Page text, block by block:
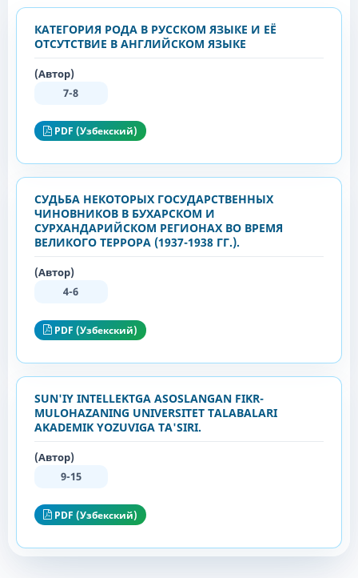
КАТЕГОРИЯ РОДА В РУССКОМ ЯЗЫКЕ И ЕЁ
ОТСУТСТВИЕ В АНГЛИЙСКОМ ЯЗЫКЕ
(Автор)
7-8
PDF (Узбекский)
СУДЬБА НЕКОТОРЫХ ГОСУДАРСТВЕННЫХ
ЧИНОВНИКОВ В БУХАРСКОМ И
СУРХАНДАРИЙСКОМ РЕГИОНАХ ВО ВРЕМЯ
ВЕЛИКОГО ТЕРРОРА (1937-1938 ГГ.).
(Автор)
4-6
PDF (Узбекский)
SUN'IY INTELLEKTGA ASOSLANGAN FIKR-
MULOHAZANING UNIVERSITET TALABALARI
AKADEMIK YOZUVIGA TA'SIRI.
(Автор)
9-15
PDF (Узбекский)